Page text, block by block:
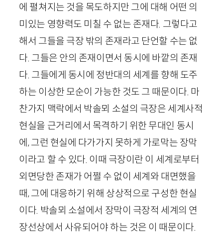
에 펼쳐지는 것을 목도하지만 그에 대해 어떤 의
미있는 영향력도 미칠 수 없는 존재다. 그렇다고
해서 그들을 극장 밖의 존재라고 단언할 수는 없
다. 그들은 안의 존재이면서 동시에 바깥의 존재
다. 그들에게 동시에 정반대의 세계를 향해 도주
하는 이상한 모순이 가능한 것도 그 때문이다. 마
찬가지 맥락에서 박솔뫼 소설의 극장은 세계사적
현실을 근거리에서 목격하기 위한 무대인 동시
에, 그런 현실에 다가가지 못하게 가로막는 장막
이라고 할 수 있다. 이때 극장이란 이 세계로부터
외면당한 존재가 어쩔 수 없이 세계와 대면했을
때, 그에 대응하기 위해 상상적으로 구성한 현실
이다. 박솔뫼 소설에서 장막이 극장적 세계의 연
장선상에서 사유되어야 하는 것은 이 때문이다.